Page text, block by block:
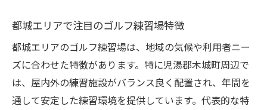
法
快適さを支えるゴルフ練習場の付帯設備
練習後にリフレッシュできる設備のポイン
ト
ロッカー利用で身支度もスマートに完了
都城エリアで注目のゴルフ練習場特徴
都城エリアのゴルフ練習場は、地域の気候や利用者ニー
ズに合わせた特徴があります。特に児湯郡木城町周辺で
は、屋内外の練習施設がバランス良く配置され、年間を
通して安定した練習環境を提供しています。代表的な特